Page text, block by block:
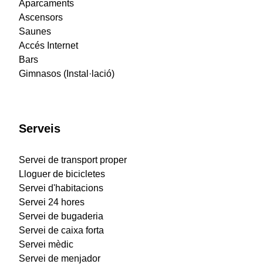
Aparcaments
Ascensors
Saunes
Accés Internet
Bars
Gimnasos (Instal·lació)
Serveis
Servei de transport proper
Lloguer de bicicletes
Servei d'habitacions
Servei 24 hores
Servei de bugaderia
Servei de caixa forta
Servei mèdic
Servei de menjador